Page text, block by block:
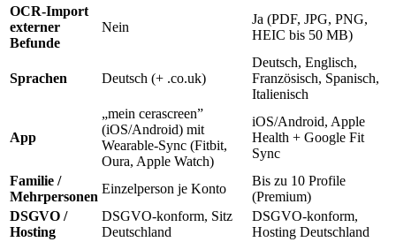
OCR-Import
externer
Befunde
Nein
Ja (PDF, JPG, PNG,
HEIC bis 50 MB)
Sprachen Deutsch (+ .co.uk)
Deutsch, Englisch,
Französisch, Spanisch,
Italienisch
App
„mein cerascreen”
(iOS/Android) mit
Wearable-Sync (Fitbit,
Oura, Apple Watch)
iOS/Android, Apple
Health + Google Fit
Sync
Familie /
Mehrpersonen
Einzelperson je Konto
Bis zu 10 Profile
(Premium)
DSGVO /
Hosting
DSGVO-konform, Sitz
Deutschland
DSGVO-konform,
Hosting Deutschland